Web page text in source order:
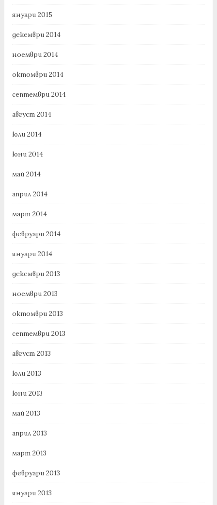
януари 2015
декември 2014
ноември 2014
октомври 2014
септември 2014
август 2014
юли 2014
юни 2014
май 2014
април 2014
март 2014
февруари 2014
януари 2014
декември 2013
ноември 2013
октомври 2013
септември 2013
август 2013
юли 2013
юни 2013
май 2013
април 2013
март 2013
февруари 2013
януари 2013